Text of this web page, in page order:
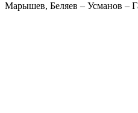
Марышев, Беляев – Усманов –